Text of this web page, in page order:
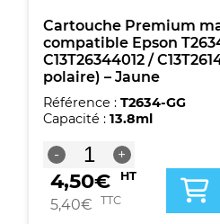
polaire)
-
4
couleurs
Cartouche Premium
compatible Epson
C13T26344012 /
polaire) – Jaune
Référence : T2634-GG
Capacité : 13.8ml
-
quantité
de
Cartouche
Premium
+
4,50€ HT
5,40€ TTC